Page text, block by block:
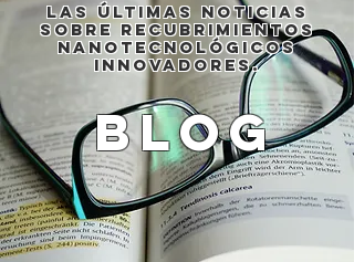
Las últimas noticias
sobre recubrimientos
nanotecnológicos
innovadores.
blog